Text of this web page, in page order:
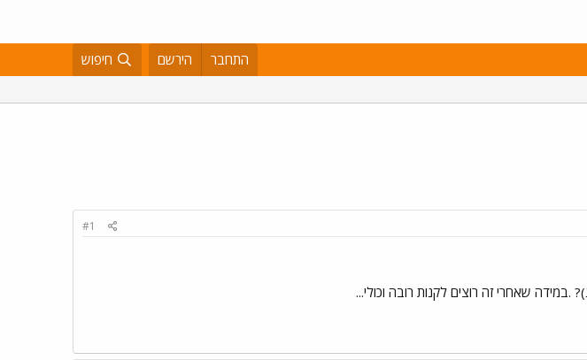
התחבר הירשם חיפוש
#1
שאחרי זה רוצים לקנות רובה וכולי...